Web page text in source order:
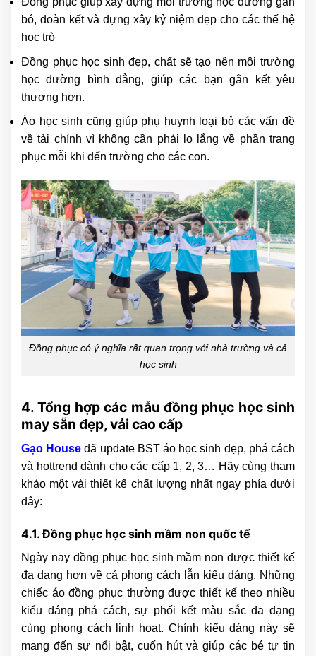
bó, đoàn kết và dựng xây kỷ niệm đẹp cho các thế hệ
học trò
Đồng phục học sinh đẹp, chất sẽ tạo nên môi trường
học đường bình đẳng, giúp các bạn gắn kết yêu
thương hơn.
Áo học sinh cũng giúp phụ huynh loại bỏ các vấn đề
về tài chính vì không cần phải lo lắng về phần trang
phục mỗi khi đến trường cho các con.
Đồng phục có ý nghĩa rất quan trọng với nhà trường và cả
học sinh
4. Tổng hợp các mẫu đồng phục học sinh
may sẵn đẹp, vải cao cấp
Gạo House đã update BST áo học sinh đẹp, phá cách
và hottrend dành cho các cấp 1, 2, 3… Hãy cùng tham
khảo một vài thiết kế chất lượng nhất ngay phía dưới
đây:
4.1. Đồng phục học sinh mầm non quốc tế
Ngày nay đồng phục học sinh mầm non được thiết kế
đa dạng hơn về cả phong cách lẫn kiểu dáng. Những
chiếc áo đồng phục thường được thiết kế theo nhiều
kiểu dáng phá cách, sự phối kết màu sắc đa dạng
cùng phong cách linh hoạt. Chính kiểu dáng này sẽ
mang đến sự nổi bật, cuốn hút và giúp các bé tự tin